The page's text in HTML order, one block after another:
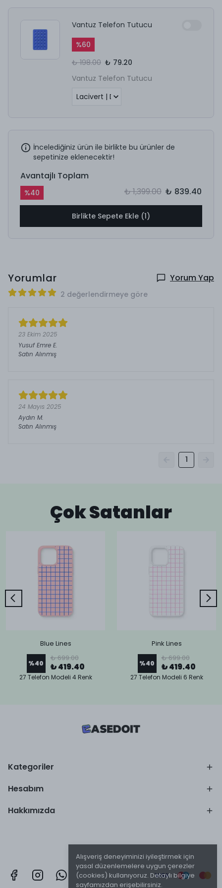
Alışveriş deneyiminizi iyileştirmek için
yasal düzenlemelere uygun çerezler
(cookies) kullanıyoruz. Detaylı bilgiye
sayfamızdan erişebilirsiniz.
Vantuz Telefon Tutucu
%60
₺ 198.00 ₺ 79.20
Vantuz Telefon Tutucu
İncelediğiniz ürün ile birlikte bu ürünler de
sepetinize eklenecektir!
Avantajlı Toplam
%40 ₺ 1,399.00 ₺ 839.40
Birlikte Sepete Ekle (1)
Yorumlar Yorum Yap
2 değerlendirmeye göre
23 Ekim 2025
Yusuf Emre E.
Satın Alınmış
24 Mayıs 2025
Aydın M.
Satın Alınmış
1
Çok Satanlar
Blue Lines
%40
₺ 699.00
₺ 419.40
27 Telefon Modeli 4 Renk
Pink Lines
%40
₺ 699.00
₺ 419.40
27 Telefon Modeli 6 Renk
Kategoriler
Hesabım
Hakkımızda